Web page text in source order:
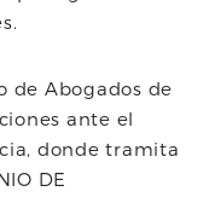
de Abogados de
ante el
donde tramita
DE